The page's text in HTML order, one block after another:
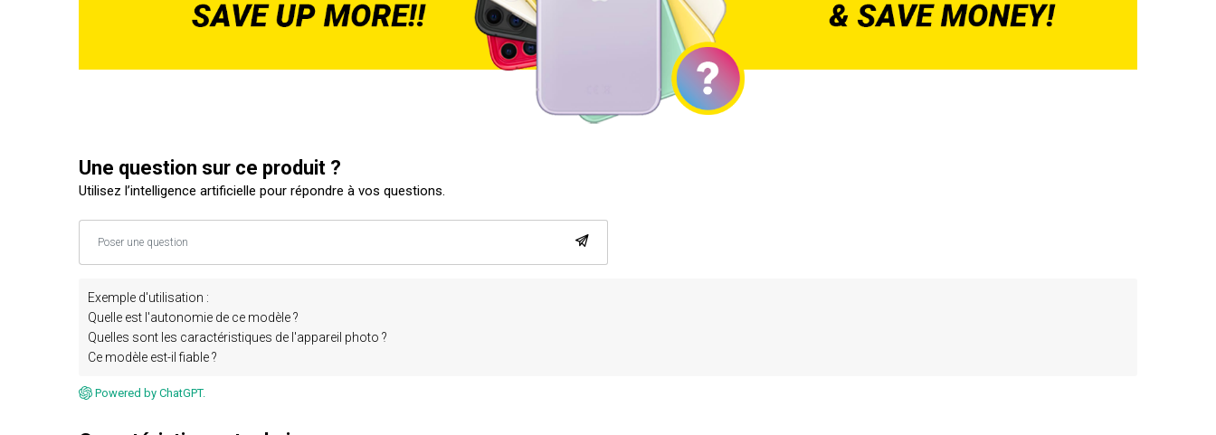
Une question sur ce produit ?
Utilisez l’intelligence artificielle pour répondre à vos questions.
Exemple d'utilisation :
Quelle est l'autonomie de ce modèle ?
Quelles sont les caractéristiques de l'appareil photo ?
Ce modèle est-il fiable ?
Powered by ChatGPT.